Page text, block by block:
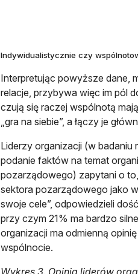
Indywidualistycznie czy
Interpretując powyższe dane,
relacje, przybywa więc im pól
czują się raczej wspólnotą
„gra na siebie”, a łączy je
Liderzy organizacji (w
podanie faktów na temat
pozarządowego) zapytani o
sektora pozarządowego jako
swoje cele”, odpowiedzieli
przy czym 21% ma bardzo
organizacji ma odmienną
wspólnocie.